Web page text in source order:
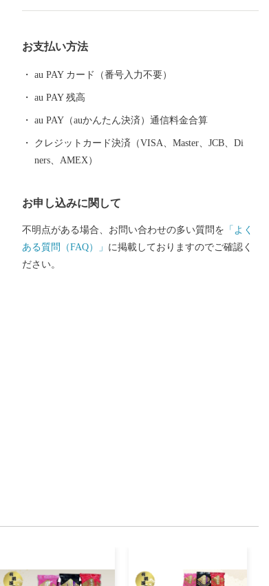
させていただきますので、 本市に対します応援をよろ
お支払い方法
au PAY カード（番号入力不要）
au PAY 残高
au PAY（auかんたん決済）通信料金合算
クレジットカード決済（VISA、Master、JCB、Di
ners、AMEX）
お申し込みに関して
不明点がある場合、お問い合わせの多い質問を 「よく
ある質問（FAQ）」 に掲載しておりますのでご確認く
ださい。